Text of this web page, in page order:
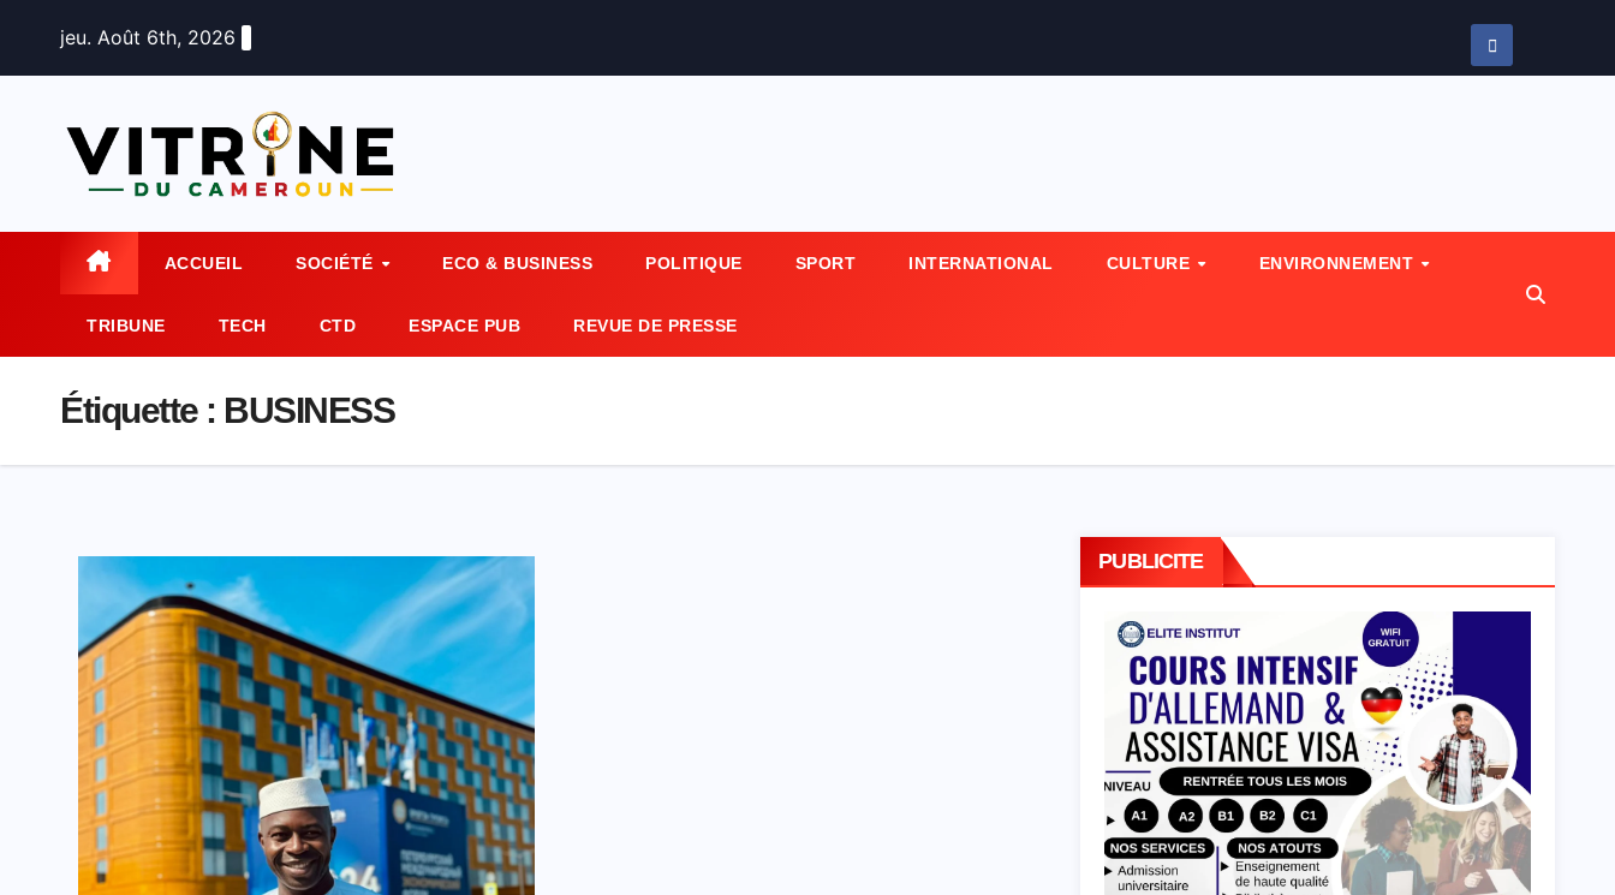
jeu. Août 6th, 2026
ACCUEIL SOCIÉTÉ ECO & BUSINESS POLITIQUE SPORT INTERNATIONAL CULTURE ENVIRONNEMENT
TRIBUNE TECH CTD ESPACE PUB REVUE DE PRESSE
Étiquette : BUSINESS
PUBLICITE